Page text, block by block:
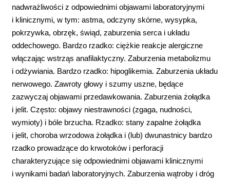
nadwrażliwości z odpowiednimi objawami laboratoryjnymi
i klinicznymi, w tym: astma, odczyny skórne, wysypka,
pokrzywka, obrzęk, świąd, zaburzenia serca i układu
oddechowego. Bardzo rzadko: ciężkie reakcje alergiczne
włączając wstrząs anafilaktyczny. Zaburzenia metabolizmu
i odżywiania. Bardzo rzadko: hipoglikemia. Zaburzenia układu
nerwowego. Zawroty głowy i szumy uszne, będące
zazwyczaj objawami przedawkowania. Zaburzenia żołądka
i jelit. Często: objawy niestrawności (zgaga, nudności,
wymioty) i bóle brzucha. Rzadko: stany zapalne żołądka
i jelit, choroba wrzodowa żołądka i (lub) dwunastnicy bardzo
rzadko prowadzące do krwotoków i perforacji
charakteryzujące się odpowiednimi objawami klinicznymi
i wynikami badań laboratoryjnych. Zaburzenia wątroby i dróg